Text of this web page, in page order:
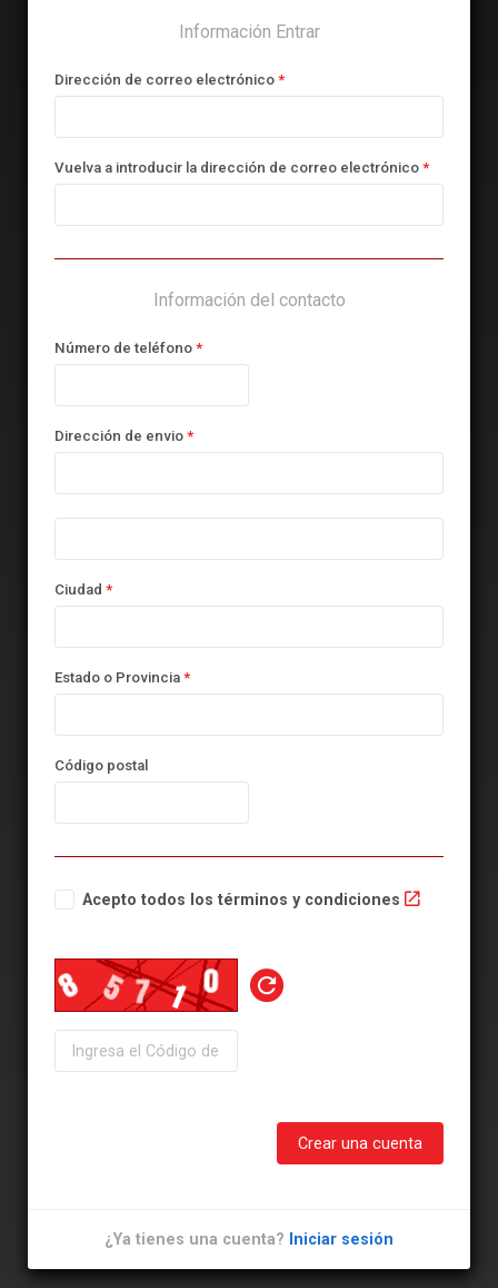
Información Entrar
Dirección de correo electrónico *
Vuelva a introducir la dirección de correo electrónico *
Información del contacto
Número de teléfono *
Dirección de envio *
Ciudad *
Estado o Provincia *
Código postal
Acepto todos los términos y condiciones
Crear una cuenta
¿Ya tienes una cuenta? Iniciar sesión